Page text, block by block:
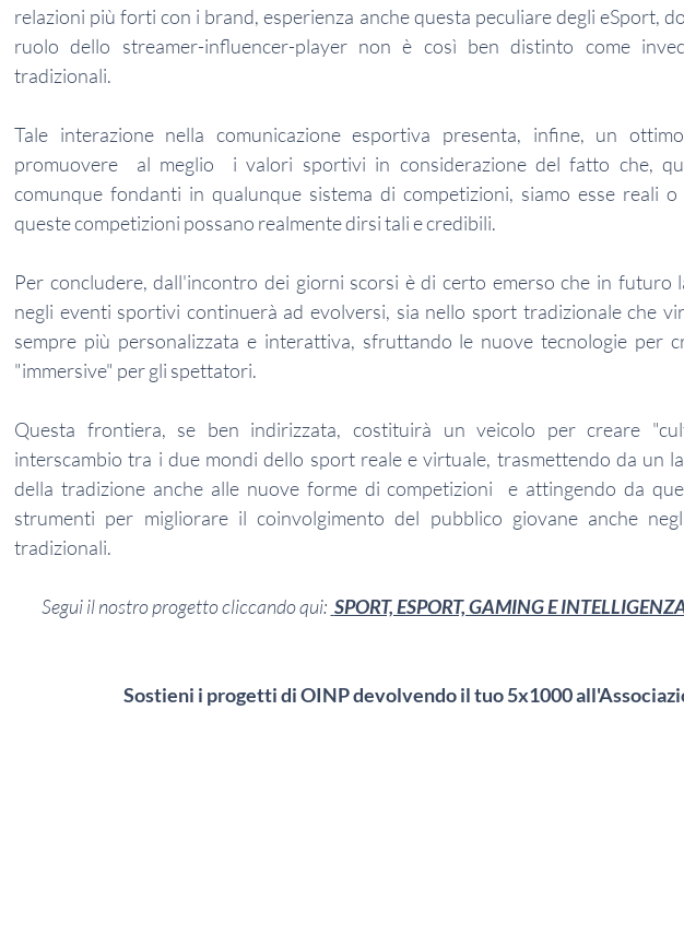
relazioni più forti con i brand, esperienza anche questa peculiare degli eSport,
ruolo dello streamer-influencer-player non è così ben distinto come
tradizionali.
Tale interazione nella comunicazione esportiva presenta, infine, un
promuovere  al meglio  i valori sportivi in considerazione del fatto che,
comunque fondanti in qualunque sistema di competizioni, siamo esse reali
queste competizioni possano realmente dirsi tali e credibili.
Per concludere, dall'incontro dei giorni scorsi è di certo emerso che in futuro
negli eventi sportivi continuerà ad evolversi, sia nello sport tradizionale che
sempre più personalizzata e interattiva, sfruttando le nuove tecnologie per
"immersive" per gli spettatori.
Questa frontiera, se ben indirizzata, costituirà un veicolo per creare
interscambio tra i due mondi dello sport reale e virtuale, trasmettendo da un
della tradizione anche alle nuove forme di competizioni  e attingendo da
strumenti per migliorare il coinvolgimento del pubblico giovane anche
tradizionali.
Segui il nostro progetto cliccando qui: SPORT, ESPORT, GAMING E
Sostieni i progetti di OINP devolvendo il tuo 5x1000